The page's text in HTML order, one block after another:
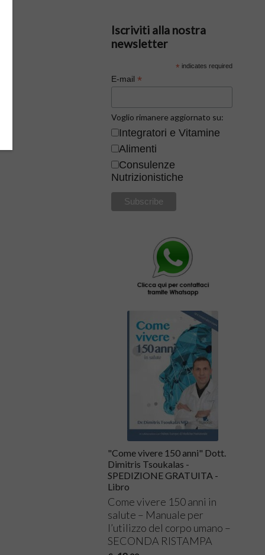
Iscriviti alla nostra
newsletter
* indicates required
E-mail*
Voglio rimanere aggiornato su:
Integratori e Vitamine
Alimenti
Consulenze
Nutrizionistiche
"Come vivere 150 anni" Dott.
Dimitris Tsoukalas -
SPEDIZIONE GRATUITA -
Libro
Come vivere 150 anni in
salute – Manuale per
l’utilizzo del corpo umano –
SECONDA RISTAMPA